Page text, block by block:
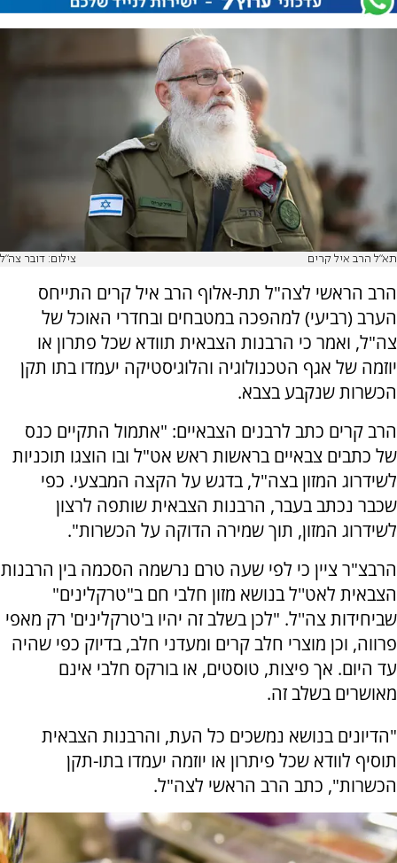
תא"ל הרב איל קרים צילום: דובר צה"ל
הרב הראשי לצה"ל תת-אלוף הרב איל קרים התייחס
הערב (רביעי) למהפכה במטבחים ובחדרי האוכל של
צה"ל, ואמר כי הרבנות הצבאית תוודא שכל פתרון או
יוזמה של אגף הטכנולוגיה והלוגיסטיקה יעמדו בתו תקן
הכשרות שנקבע בצבא.
הרב קרים כתב לרבנים הצבאיים: "אתמול התקיים כנס
של כתבים צבאיים בראשות ראש אט"ל ובו הוצגו תוכניות
לשידרוג המזון בצה"ל, בדגש על הקצה המבצעי. כפי
שכבר נכתב בעבר, הרבנות הצבאית שותפה לרצון
לשידרוג המזון, תוך שמירה הדוקה על הכשרות".
הרבצ"ר ציין כי לפי שעה טרם נרשמה הסכמה בין הרבנות
הצבאית לאט''ל בנושא מזון חלבי חם ב"טרקלינים"
שביחידות צה''ל. "לכן בשלב זה יהיו ב'טרקלינים' רק מאפי
פרווה, וכן מוצרי חלב קרים ומעדני חלב, בדיוק כפי שהיה
עד היום. אך פיצות, טוסטים, או בורקס חלבי אינם
מאושרים בשלב זה.
"הדיונים בנושא נמשכים כל העת, והרבנות הצבאית
תוסיף לוודא שכל פיתרון או יוזמה יעמדו בתו-תקן
הכשרות", כתב הרב הראשי לצה"ל.